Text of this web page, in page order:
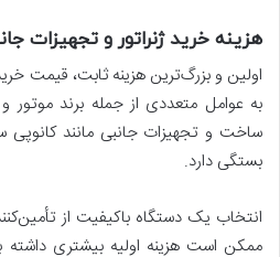
هزینه خرید ژنراتور و تجهیزات
اولین و بزرگ‌ترین هزینه ثابت، قیمت
به عوامل متعددی از جمله برند موتور
ساخت و تجهیزات جانبی مانند کانوپی
بستگی دارد.
انتخاب یک دستگاه باکیفیت از
ممکن است هزینه اولیه بیشتری داشته